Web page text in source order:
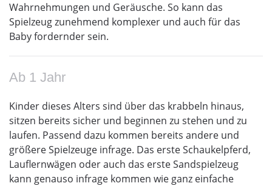
Wahrnehmungen und Geräusche. So kann das
Spielzeug zunehmend komplexer und auch für das
Baby fordernder sein.
Ab 1 Jahr
Kinder dieses Alters sind über das krabbeln hinaus,
sitzen bereits sicher und beginnen zu stehen und zu
laufen. Passend dazu kommen bereits andere und
größere Spielzeuge infrage. Das erste Schaukelpferd,
Lauflernwägen oder auch das erste Sandspielzeug
kann genauso infrage kommen wie ganz einfache